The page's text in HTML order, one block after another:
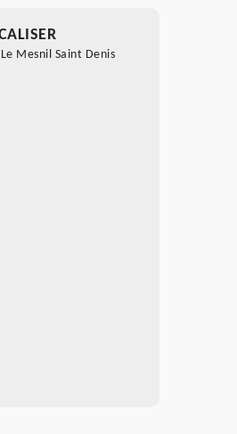
Mesnil Saint Denis